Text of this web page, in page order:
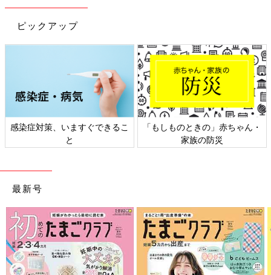
出典：Instagramアカウント「cannae1022」
kanaeさんは、kiuのレインポンチョを購入。マーブルっぽい模様
がとってもオシャレでかわいいですね♪ 自転車のお迎えには必須
ピックアップ
感染症対策、いますぐできるこ
と
「もしものときの」赤ちゃん・
家族の防災
最新号